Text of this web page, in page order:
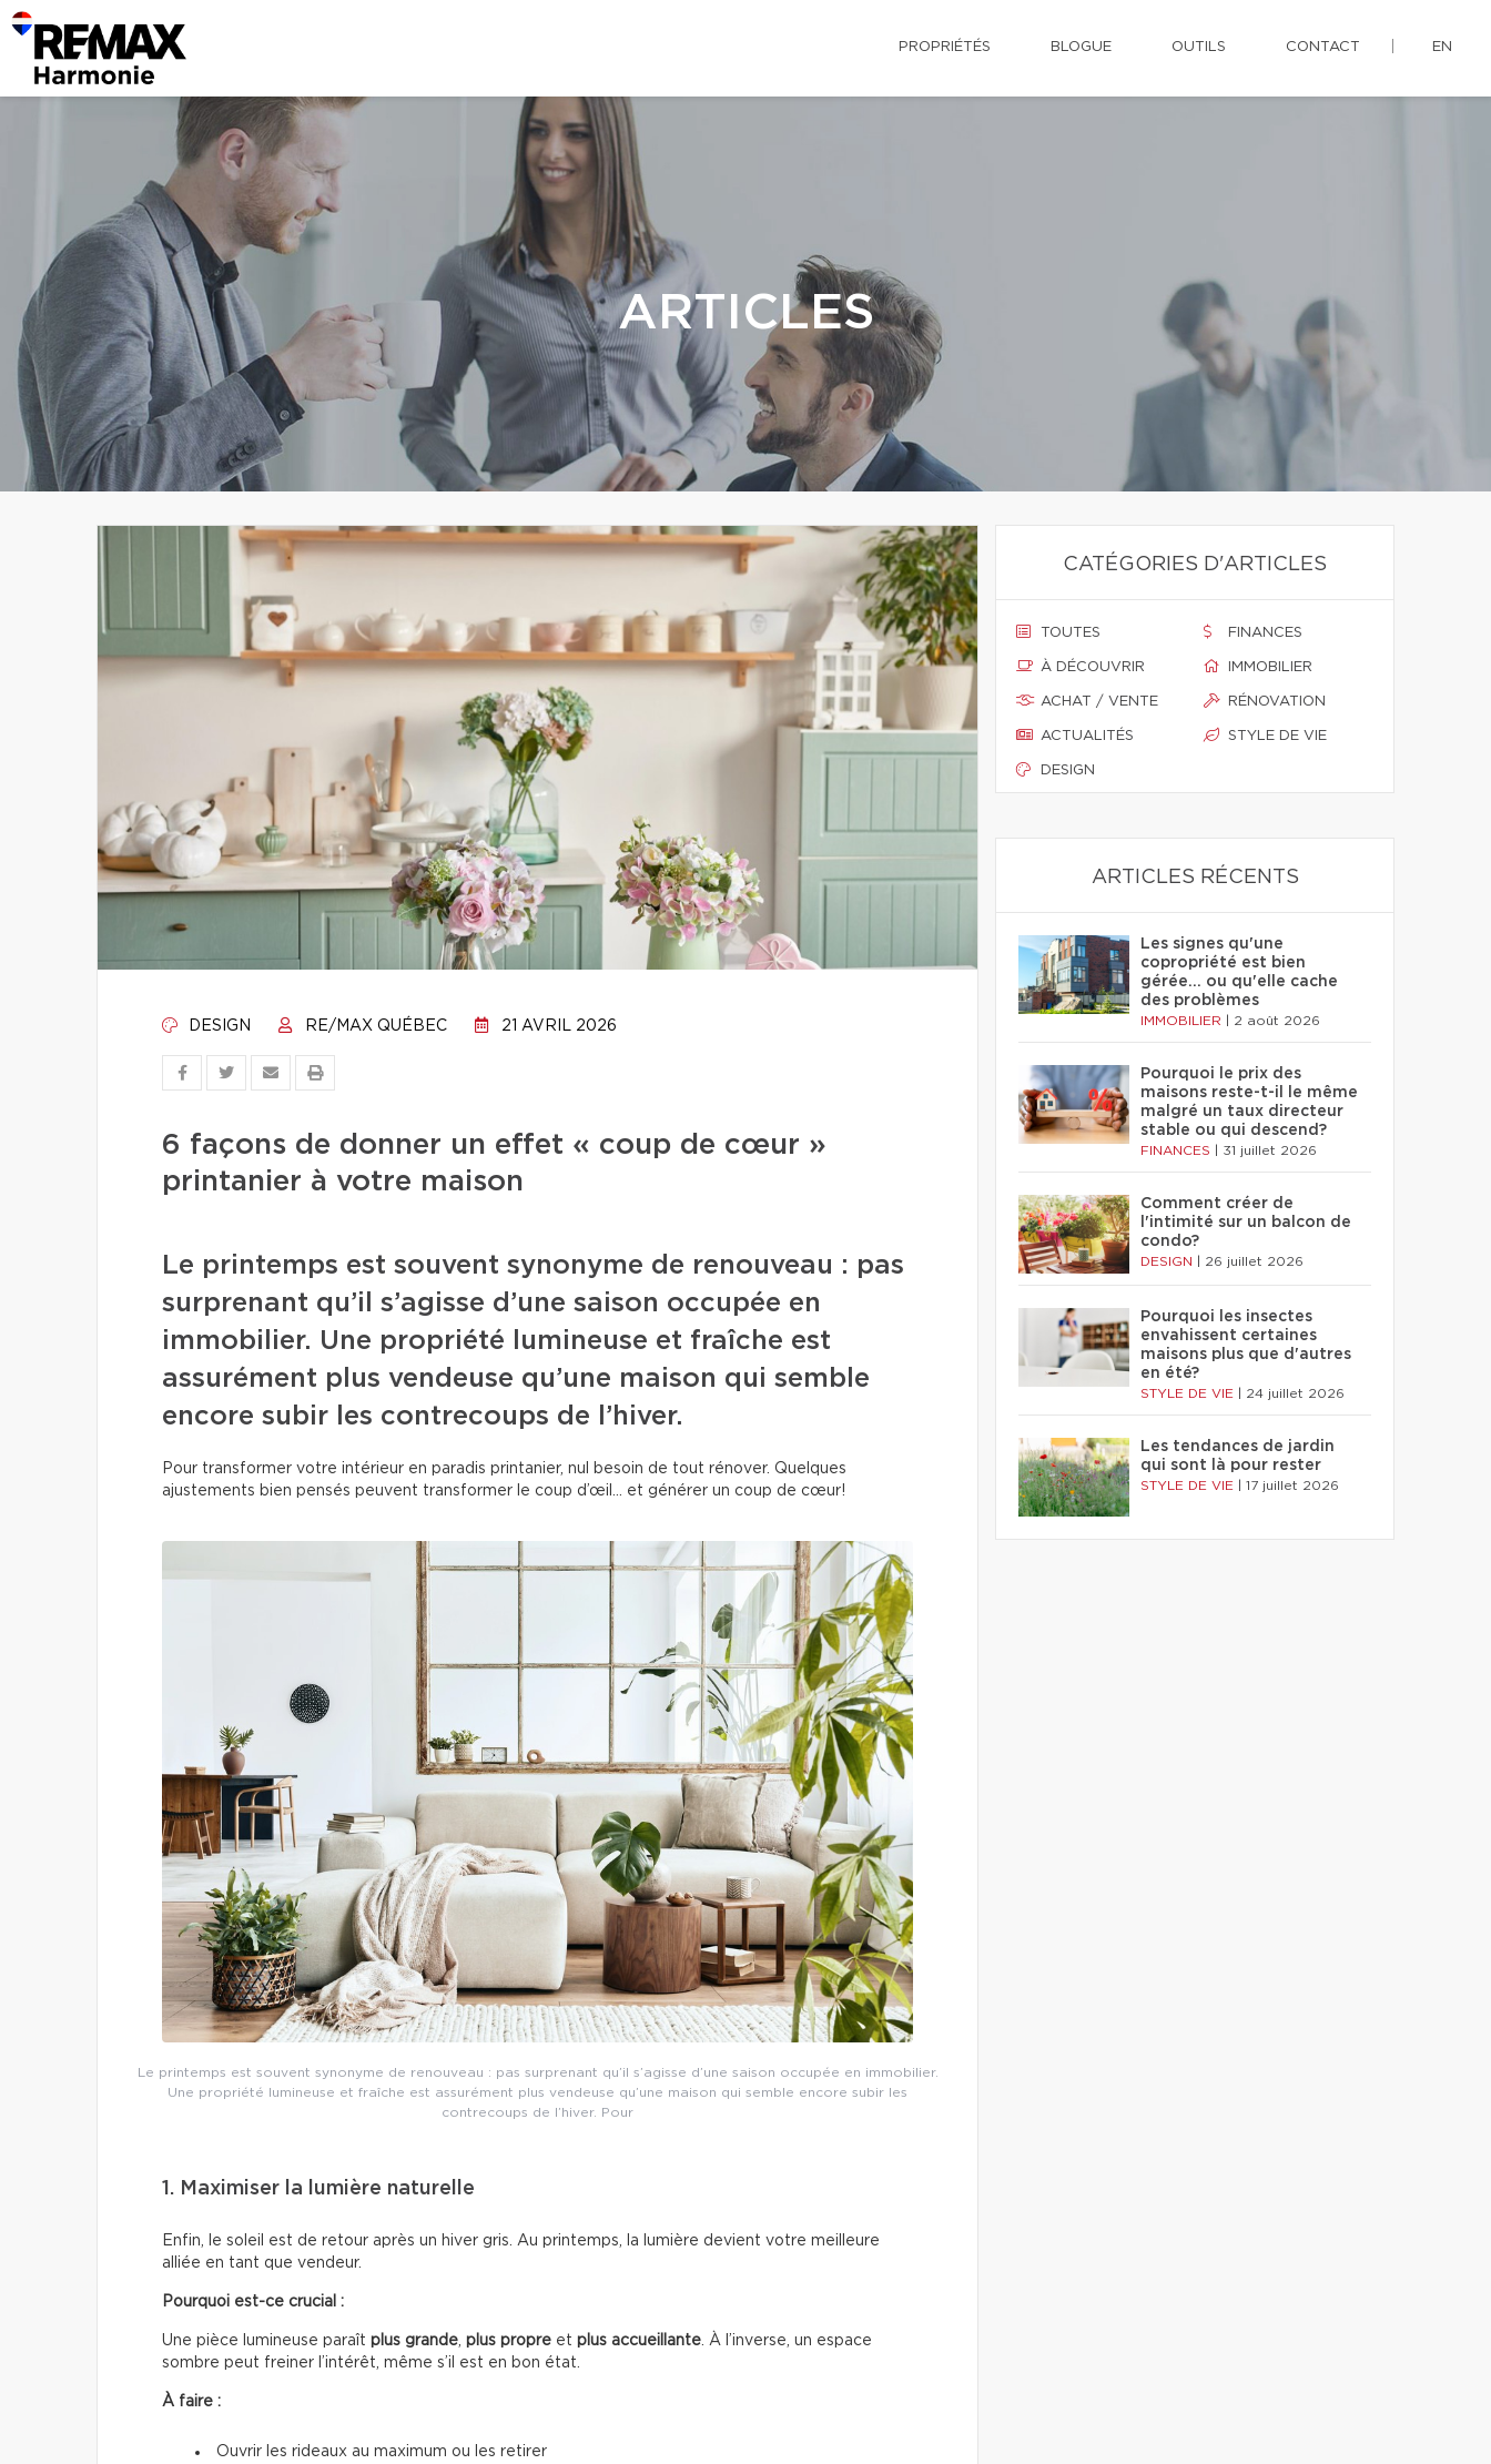
PROPRIÉTÉS BLOGUE OUTILS CONTACT EN
ARTICLES
DESIGN RE/MAX QUÉBEC 21 AVRIL 2026
6 façons de donner un effet « coup de cœur »
printanier à votre maison
Le printemps est souvent synonyme de renouveau : pas
surprenant qu’il s’agisse d’une saison occupée en
immobilier. Une propriété lumineuse et fraîche est
assurément plus vendeuse qu’une maison qui semble
encore subir les contrecoups de l’hiver.
Pour transformer votre intérieur en paradis printanier, nul besoin de tout rénover. Quelques
ajustements bien pensés peuvent transformer le coup d’œil… et générer un coup de cœur!
Le printemps est souvent synonyme de renouveau : pas surprenant qu’il s’agisse d’une saison occupée en immobilier.
Une propriété lumineuse et fraîche est assurément plus vendeuse qu’une maison qui semble encore subir les
contrecoups de l’hiver. Pour
1. Maximiser la lumière naturelle
Enfin, le soleil est de retour après un hiver gris. Au printemps, la lumière devient votre meilleure
alliée en tant que vendeur.
Pourquoi est-ce crucial :
Une pièce lumineuse paraît plus grande plus propre et plus accueillante . À l’inverse, un espace
sombre peut freiner l’intérêt, même s’il est en bon état.
À faire :
Ouvrir les rideaux au maximum ou les retirer
CATÉGORIES D'ARTICLES
TOUTES
À DÉCOUVRIR
ACHAT / VENTE
ACTUALITÉS
DESIGN
FINANCES
IMMOBILIER
RÉNOVATION
STYLE DE VIE
ARTICLES RÉCENTS
Les signes qu'une
copropriété est bien
gérée… ou qu'elle cache
des problèmes
IMMOBILIER 2 août 2026
Pourquoi le prix des
maisons reste-t-il le même
malgré un taux directeur
stable ou qui descend?
FINANCES 31 juillet 2026
Comment créer de
l'intimité sur un balcon de
condo?
DESIGN 26 juillet 2026
Pourquoi les insectes
envahissent certaines
maisons plus que d'autres
en été?
STYLE DE VIE 24 juillet 2026
Les tendances de jardin
qui sont là pour rester
STYLE DE VIE 17 juillet 2026